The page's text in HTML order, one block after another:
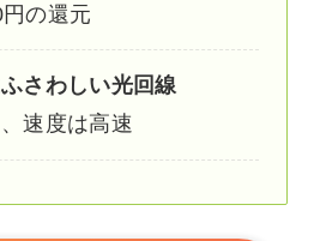
の還元
さわしい光回線
速度は高速